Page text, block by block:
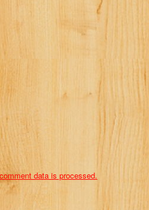
data is processed.